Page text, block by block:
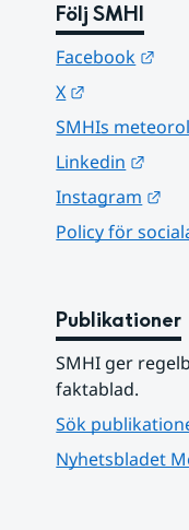
Följ SMHI
Facebook
X
SMHIs
Linkedin
Instagram
Policy för
Publikationer
SMHI ger
faktablad.
Sök
Nyhetsbladet